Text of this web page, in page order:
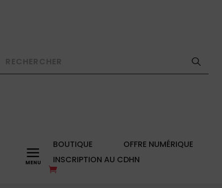
a BOUTIQUE OFFRE NUMÉRIQUE
INSCRIPTION AU CDHN